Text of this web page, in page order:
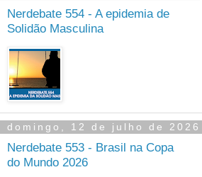
Nerdebate 554 - A epidemia de
Solidão Masculina
domingo, 12 de julho de 2026
Nerdebate 553 - Brasil na Copa
do Mundo 2026